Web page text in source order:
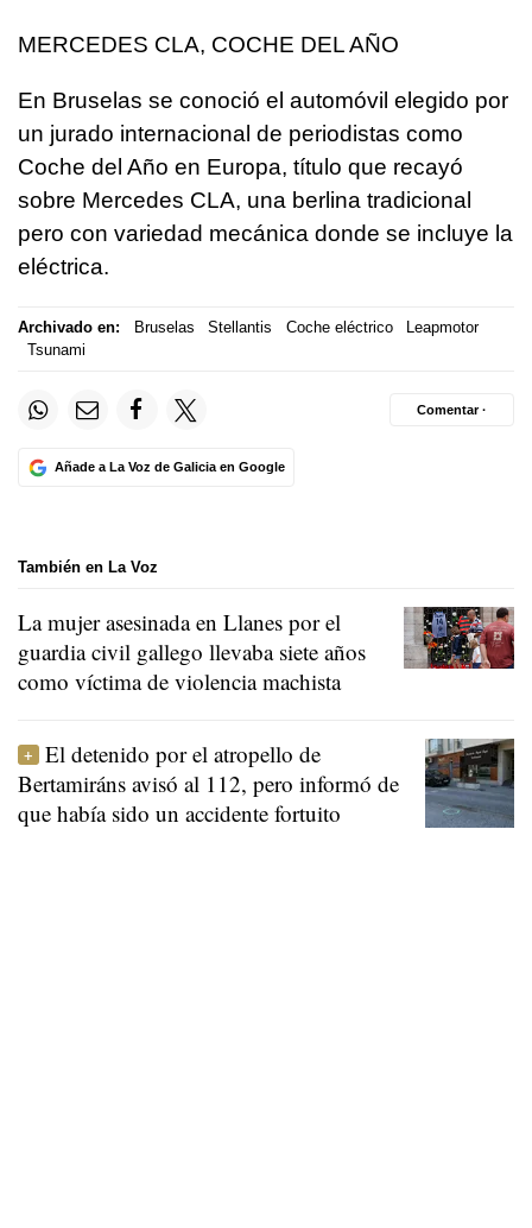
MERCEDES CLA, COCHE DEL AÑO
En Bruselas se conoció el automóvil elegido por
un jurado internacional de periodistas como
Coche del Año en Europa, título que recayó
sobre Mercedes CLA, una berlina tradicional
pero con variedad mecánica donde se incluye la
eléctrica.
Archivado en: Bruselas Stellantis Coche eléctrico
Leapmotor
Tsunami
Añade a La Voz de Galicia en Google
Comentar ·
También en La Voz
La mujer asesinada en Llanes por el
guardia civil gallego llevaba siete años
como víctima de violencia machista
El detenido por el atropello de
Bertamiráns avisó al 112, pero informó de
que había sido un accidente fortuito